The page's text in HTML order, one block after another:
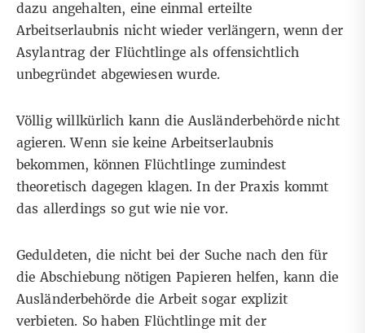
dazu angehalten, eine einmal erteilte
Arbeitserlaubnisnicht wieder verlängern, wenn der
Asylantrag der Flüchtlinge als offensichtlich
unbegründet abgewiesen wurde.
Völlig willkürlich kann die Ausländerbehörde nicht
agieren. Wenn sie keine Arbeitserlaubnis
bekommen, können Flüchtlinge zumindest
theoretisch dagegen klagen. In der Praxis kommt
das allerdings so gut wie nie vor.
Geduldeten, die nicht bei der Suche nach den für
die Abschiebung nötigen Papieren helfen, kann die
Ausländerbehörde die Arbeit sogar explizit
verbieten. So haben Flüchtlinge mit der